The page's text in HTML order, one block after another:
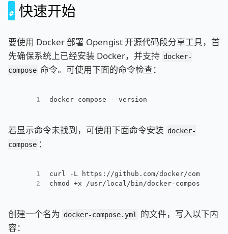
快速开始
要使用 Docker 部署 Opengist 开源代码段分享工具，首
先确保系统上已经安装 Docker，并支持 docker-
compose 命令。可使用下面的命令检查：
1 docker-compose --version
若显示命令未找到，可使用下面命令安装 docker-
compose ：
1
2
curl -L https://github.com/docker/compose/
chmod +x /usr/local/bin/docker-compose
创建一个名为 docker-compose.yml
的文件，写入以下内
容：